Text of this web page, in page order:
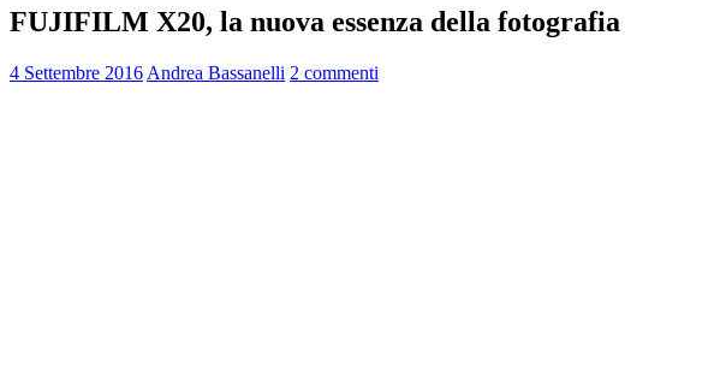
FUJIFILM X20, la nuova essenza della fotografia
4 Settembre 2016 Andrea Bassanelli 2 commenti